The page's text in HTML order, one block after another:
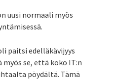
uusi normaali myös
paitsi edelläkävijyys
se, että koko IT:n
pöydältä. Tämä